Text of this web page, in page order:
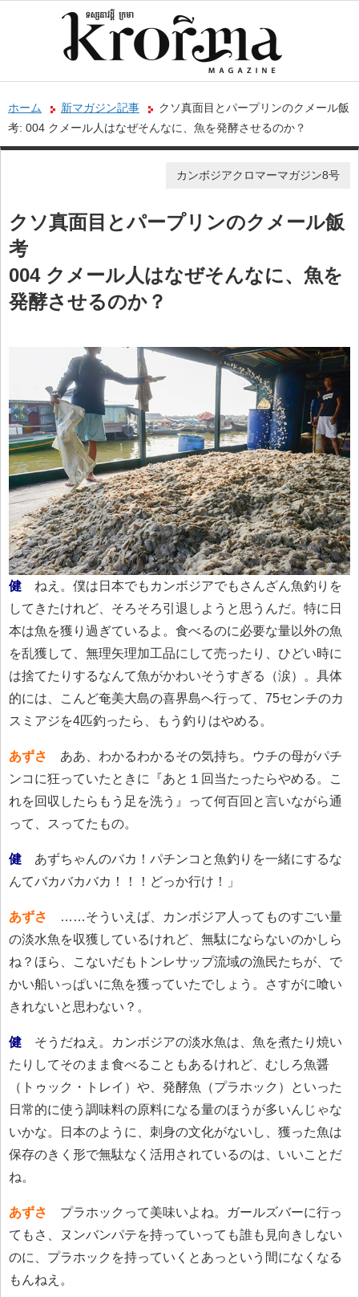
ホーム 新マガジン記事
クソ真面目とパープリンのクメール飯
考: 004 クメール人はなぜそんなに、魚を発酵させるのか？
カンボジアクロマーマガジン8号
クソ真面目とパープリンのクメール飯
考
004 クメール人はなぜそんなに、魚を
発酵させるのか？
健 ねえ。僕は日本でもカンボジアでもさんざん魚釣りを
してきたけれど、そろそろ引退しようと思うんだ。特に日
本は魚を獲り過ぎているよ。食べるのに必要な量以外の魚
を乱獲して、無理矢理加工品にして売ったり、ひどい時に
は捨てたりするなんて魚がかわいそうすぎる（涙）。具体
的には、こんど奄美大島の喜界島へ行って、75センチのカ
スミアジを4匹釣ったら、もう釣りはやめる。
あずさ ああ、わかるわかるその気持ち。ウチの母がパチ
ンコに狂っていたときに『あと１回当たったらやめる。こ
れを回収したらもう足を洗う』って何百回と言いながら通
って、スってたもの。
健 あずちゃんのバカ！パチンコと魚釣りを一緒にするな
んてバカバカバカ！！！どっか行け！」
あずさ
……そういえば、カンボジア人ってものすごい量
の淡水魚を収獲しているけれど、無駄にならないのかしら
ね？ほら、こないだもトンレサップ流域の漁民たちが、で
かい船いっぱいに魚を獲っていたでしょう。さすがに喰い
きれないと思わない？。
健 そうだねえ。カンボジアの淡水魚は、魚を煮たり焼い
たりしてそのまま食べることもあるけれど、むしろ魚醤
（トゥック・トレイ）や、発酵魚（プラホック）といった
日常的に使う調味料の原料になる量のほうが多いんじゃな
いかな。日本のように、刺身の文化がないし、獲った魚は
保存のきく形で無駄なく活用されているのは、いいことだ
ね。
あずさ プラホックって美味いよね。ガールズバーに行っ
てもさ、ヌンバンパテを持っていっても誰も見向きしない
のに、プラホックを持っていくとあっという間になくなる
もんねえ。